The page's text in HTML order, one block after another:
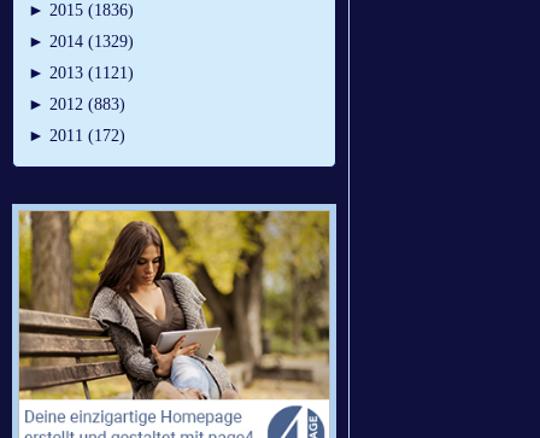
► 2015 (1836)
► 2014 (1329)
► 2013 (1121)
► 2012 (883)
► 2011 (172)